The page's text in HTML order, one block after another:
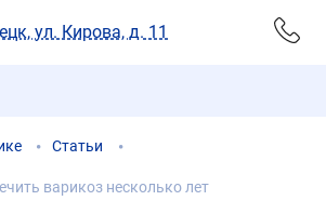
ул. Кирова, д. 11
Статьи
варикоз несколько лет